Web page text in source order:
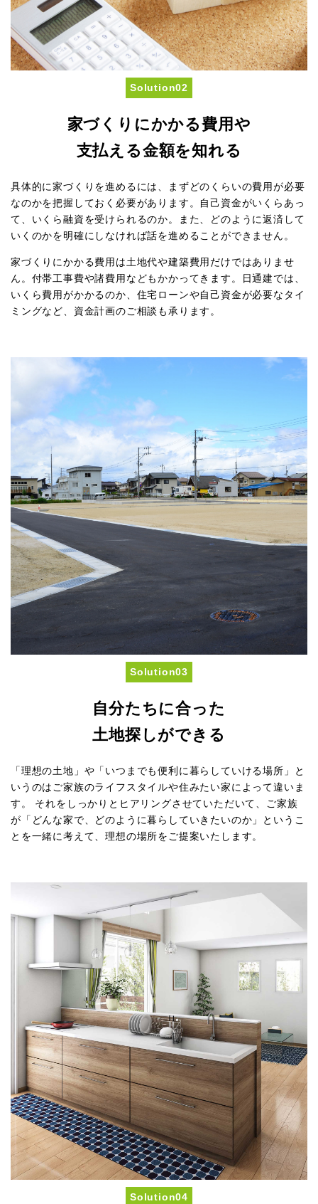
Solution02
家づくりにかかる費用や
支払える金額を知れる
具体的に家づくりを進めるには、まずどのくらいの費用が必要
なのかを把握しておく必要があります。自己資金がいくらあっ
て、いくら融資を受けられるのか。また、どのように返済して
いくのかを明確にしなければ話を進めることができません。
家づくりにかかる費用は土地代や建築費用だけではありませ
ん。付帯工事費や諸費用などもかかってきます。日通建では、
いくら費用がかかるのか、住宅ローンや自己資金が必要なタイ
ミングなど、資金計画のご相談も承ります。
Solution03
自分たちに合った
土地探しができる
「理想の土地」や「いつまでも便利に暮らしていける場所」と
いうのはご家族のライフスタイルや住みたい家によって違いま
す。 それをしっかりとヒアリングさせていただいて、ご家族
が「どんな家で、どのように暮らしていきたいのか」というこ
とを一緒に考えて、理想の場所をご提案いたします。
Solution04